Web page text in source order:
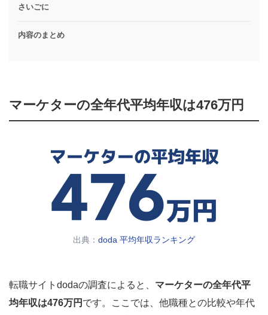
さいごに
内容のまとめ
マーケターの全年代平均年収は476万円
出典： doda 平均年収ランキング
転職サイトdodaの調査によると、 マーケターの全年代平
均年収は476万円 です。ここでは、他職種との比較や年代